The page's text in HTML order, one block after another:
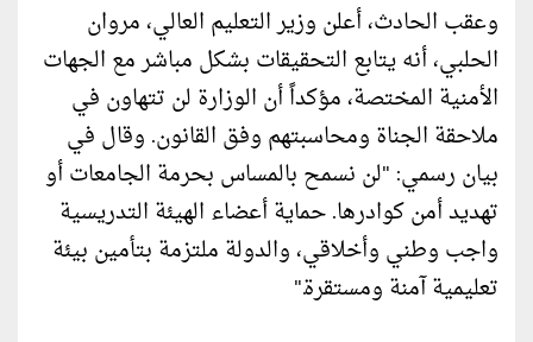
وعقب الحادث، أعلن وزير التعليم العالي، مروان
الحلبي، أنه يتابع التحقيقات بشكل مباشر مع الجهات
الأمنية المختصة، مؤكداً أن الوزارة لن تتهاون في
ملاحقة الجناة ومحاسبتهم وفق القانون. وقال في
بيان رسمي: "لن نسمح بالمساس بحرمة الجامعات أو
تهديد أمن كوادرها. حماية أعضاء الهيئة التدريسية
واجب وطني وأخلاقي، والدولة ملتزمة بتأمين بيئة
تعليمية آمنة ومستقرة."